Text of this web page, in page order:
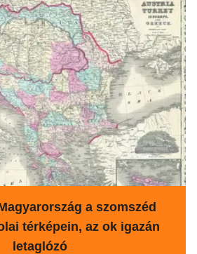
a szomszéd
térképein, az ok igazán
letaglózó